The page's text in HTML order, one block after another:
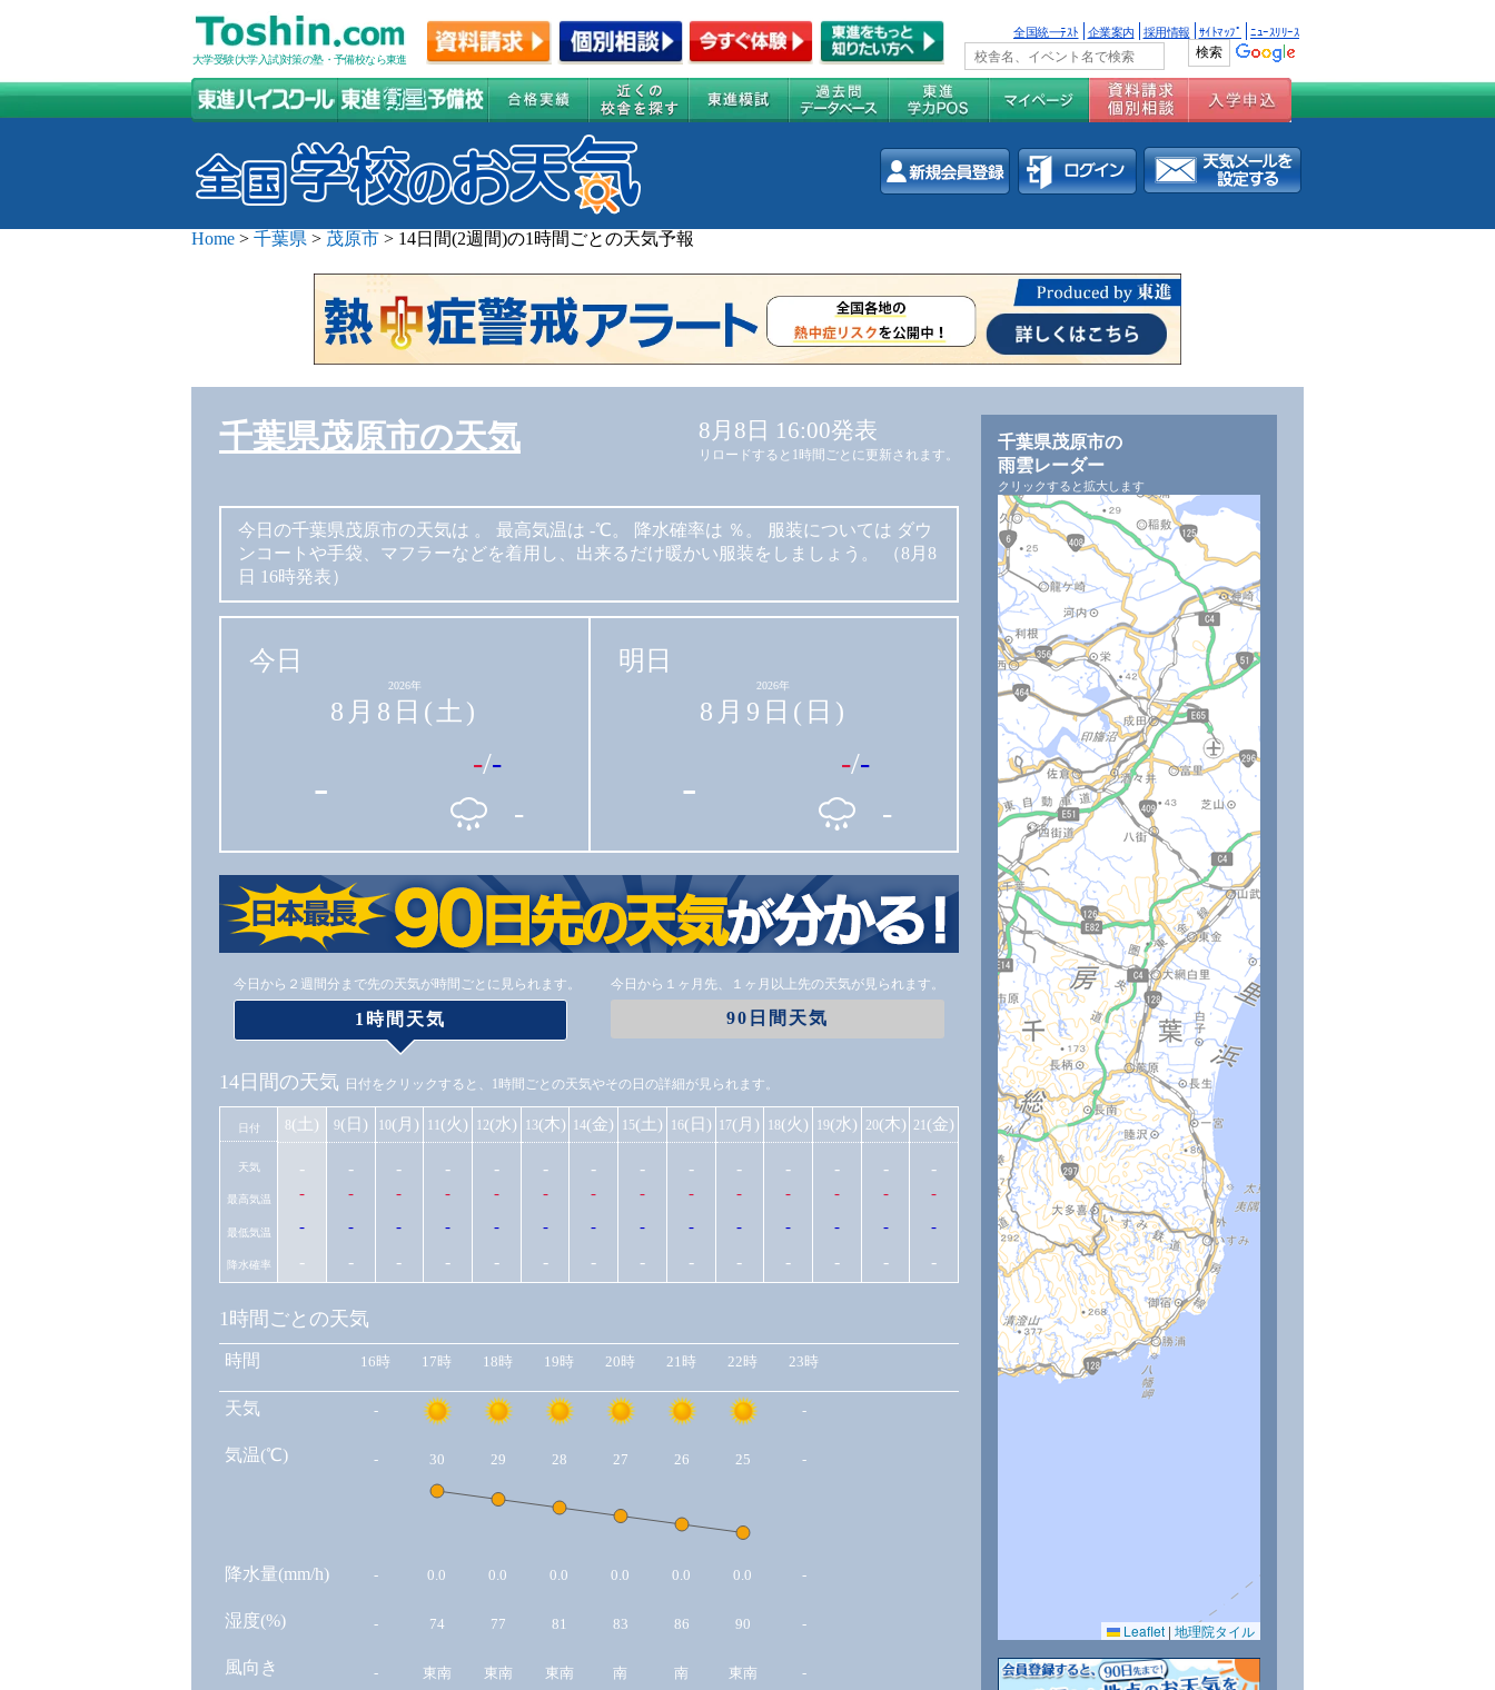
大学受験(大学入試)対策の塾・予備校なら東進
全国統一ﾃｽﾄ 企業案内 採用情報 ｻｲﾄﾏｯﾌﾟ ﾆｭｰｽﾘﾘｰｽ
Home > 千葉県 > 茂原市 > 14日間(2週間)の1時間ごとの天気予報
千葉県茂原市の天気 8月8日 16:00発表
リロードすると1時間ごとに更新されます。
今日の千葉県茂原市の天気は 。 最高気温は -℃。 降水確率は ％。 服装については ダウ
ンコートや手袋、マフラーなどを着用し、出来るだけ暖かい服装をしましょう。
（8月8
日 16時発表）
今日
2026年
8月8日(土)
- -/-
-
明日
2026年
8月9日(日)
- -/-
-
今日から２週間分まで先の天気が時間ごとに見られます。
1時間天気
今日から１ヶ月先、１ヶ月以上先の天気が見られます。
90日間天気
14日間の天気 日付をクリックすると、1時間ごとの天気やその日の詳細が見られます。
日付
天気
最高気温
最低気温
降水確率
8 (土)
-
-
-
-
9(日)
-
-
-
-
10(月)
-
-
-
-
11(火)
-
-
-
-
12(水)
-
-
-
-
13(木)
-
-
-
-
14(金)
-
-
-
-
15(土)
-
-
-
-
16(日)
-
-
-
-
17(月)
-
-
-
-
18(火)
-
-
-
-
19(水)
-
-
-
-
20(木)
-
-
-
-
21(金)
-
-
-
-
1時間ごとの天気
時間
天気
気温(℃)
降水量(mm/h)
湿度(%)
風向き
16時 17時 18時 19時 20時 21時 22時 23時
- -
- 30 29 28 27 26 25 -
- 0.0 0.0 0.0 0.0 0.0 0.0 -
- 74 77 81 83 86 90 -
- 東南 東南 東南 南 南 東南 -
千葉県茂原市の
雨雲レーダー
クリックすると拡大します
Leaflet | 地理院タイル